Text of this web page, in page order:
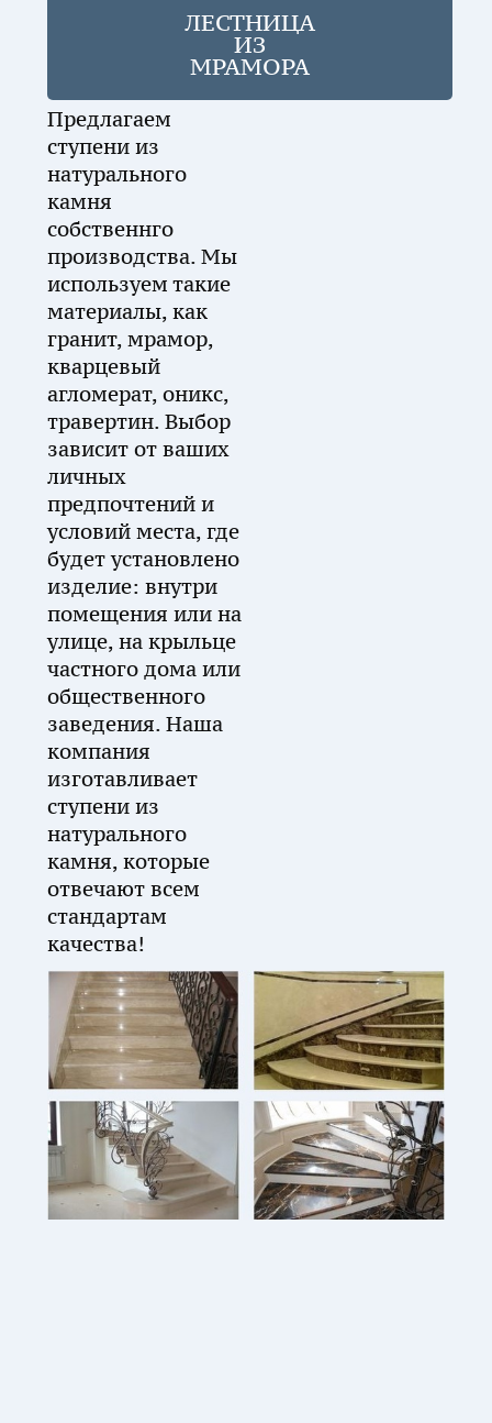
ЛЕСТНИЦА
ИЗ
МРАМОРА
Предлагаем
ступени из
натурального
камня
собственнго
производства. Мы
используем такие
материалы, как
гранит, мрамор,
кварцевый
агломерат, оникс,
травертин. Выбор
зависит от ваших
личных
предпочтений и
условий места, где
будет установлено
изделие: внутри
помещения или на
улице, на крыльце
частного дома или
общественного
заведения. Наша
компания
изготавливает
ступени из
натурального
камня, которые
отвечают всем
стандартам
качества!